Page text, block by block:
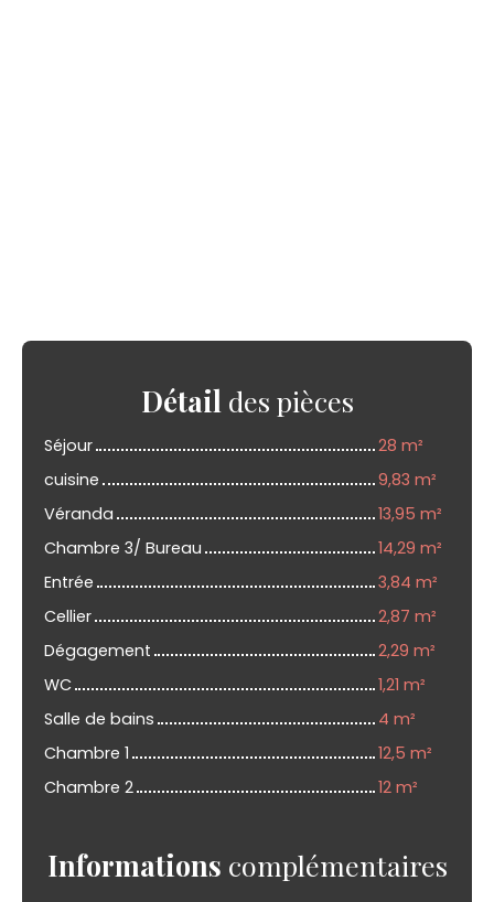
Détail des pièces
Séjour
28 m²
cuisine
9,83 m²
Véranda
13,95 m²
Chambre 3/ Bureau
14,29 m²
Entrée
3,84 m²
Cellier
2,87 m²
Dégagement
2,29 m²
WC
1,21 m²
Salle de bains
4 m²
Chambre 1
12,5 m²
Chambre 2
12 m²
Informations complémentaires